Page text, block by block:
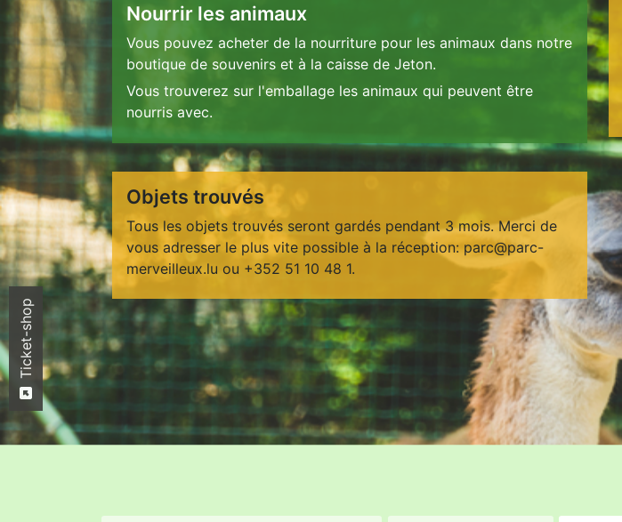
Nourrir les animaux
Vous pouvez acheter de la nourriture pour les animaux dans notre
boutique de souvenirs et à la caisse de Jeton.
Vous trouverez sur l'emballage les animaux qui peuvent être
nourris avec.
Objets trouvés
Tous les objets trouvés seront gardés pendant 3 mois. Merci de
vous adresser le plus vite possible à la réception: parc@parc-
merveilleux.lu ou +352 51 10 48 1.
Ticket-shop